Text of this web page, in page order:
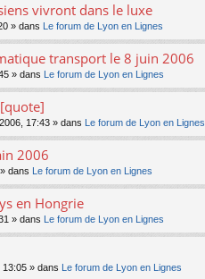
vivront dans le luxe
» dans Le forum de Lyon en Lignes
transport le 8 juin 2006
» dans Le forum de Lyon en Lignes
17:43 » dans Le forum de Lyon en Lignes
2006
dans Le forum de Lyon en Lignes
en Hongrie
» dans Le forum de Lyon en Lignes
13:05 » dans Le forum de Lyon en Lignes